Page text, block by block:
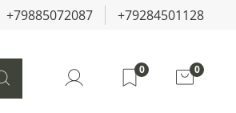
+79885072087 +79284501128
0 0